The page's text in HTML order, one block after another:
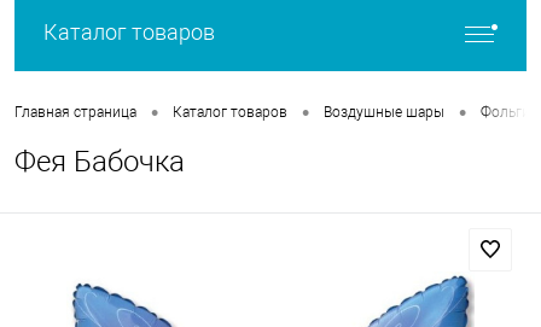
Каталог товаров
Главная страница • Каталог товаров • Воздушные шары •
Фея Бабочка